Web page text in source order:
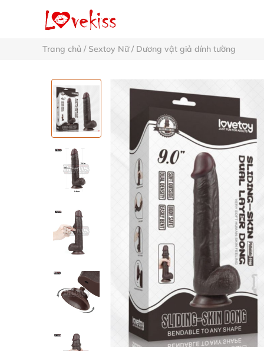
Trang chủ / Sextoy Nữ/ Dương vật giả dính tường